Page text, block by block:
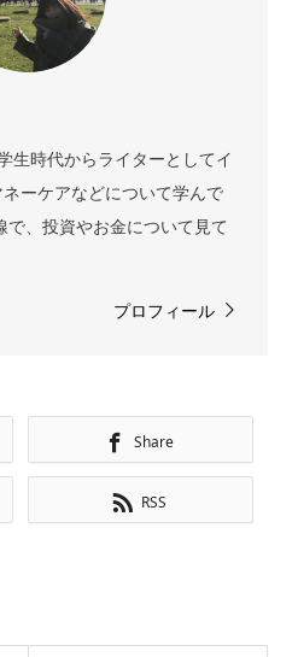
生時代からライターとしてイ
ーケアなどについて学んで
で、投資やお金について見て
プロフィール
Share
RSS